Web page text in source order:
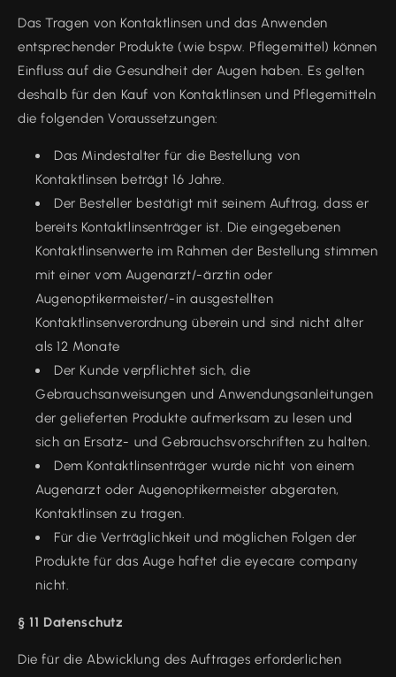
Das Tragen von Kontaktlinsen und das Anwenden
entsprechender Produkte (wie bspw. Pflegemittel) können
Einfluss auf die Gesundheit der Augen haben. Es gelten
deshalb für den Kauf von Kontaktlinsen und Pflegemitteln
die folgenden Voraussetzungen:
Das Mindestalter für die Bestellung von
Kontaktlinsen beträgt 16 Jahre.
Der Besteller bestätigt mit seinem Auftrag, dass er
bereits Kontaktlinsenträger ist. Die eingegebenen
Kontaktlinsenwerte im Rahmen der Bestellung stimmen
mit einer vom Augenarzt/-ärztin oder
Augenoptikermeister/-in ausgestellten
Kontaktlinsenverordnung überein und sind nicht älter
als 12 Monate
Der Kunde verpflichtet sich, die
Gebrauchsanweisungen und Anwendungsanleitungen
der gelieferten Produkte aufmerksam zu lesen und
sich an Ersatz- und Gebrauchsvorschriften zu halten.
Dem Kontaktlinsenträger wurde nicht von einem
Augenarzt oder Augenoptikermeister abgeraten,
Kontaktlinsen zu tragen.
Für die Verträglichkeit und möglichen Folgen der
Produkte für das Auge haftet die eyecare company
nicht.
§ 11 Datenschutz
Die für die Abwicklung des Auftrages erforderlichen